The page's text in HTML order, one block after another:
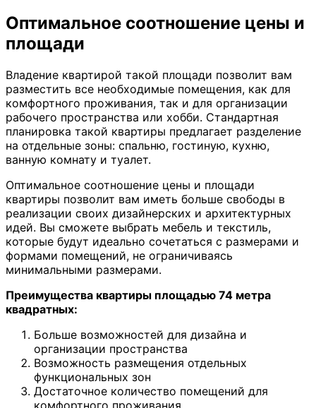
Оптимальное соотношение цены и
площади
Владение квартирой такой площади позволит вам
разместить все необходимые помещения, как для
комфортного проживания, так и для организации
рабочего пространства или хобби. Стандартная
планировка такой квартиры предлагает разделение
на отдельные зоны: спальню, гостиную, кухню,
ванную комнату и туалет.
Оптимальное соотношение цены и площади
квартиры позволит вам иметь больше свободы в
реализации своих дизайнерских и архитектурных
идей. Вы сможете выбрать мебель и текстиль,
которые будут идеально сочетаться с размерами и
формами помещений, не ограничиваясь
минимальными размерами.
Преимущества квартиры площадью 74 метра
квадратных:
Больше возможностей для дизайна и
организации пространства
Возможность размещения отдельных
функциональных зон
Достаточное количество помещений для
комфортного проживания